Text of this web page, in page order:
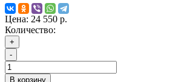
Цена: 24 550 р.
Количество:
+
-
В корзину